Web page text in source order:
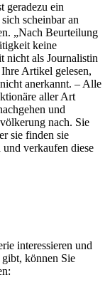
geradezu ein
scheinbar an
„Nach Beurteilung
keine
nicht als Journalistin
Artikel gelesen,
anerkannt. – Alle
aller Art
und
nach. Sie
sie finden sie
verkaufen diese
interessieren und
können Sie